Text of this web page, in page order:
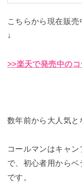
こちらから現在販
↓
>>楽天で発売中の
数年前から大人気と
コールマンはキャ
で、初心者用から
です。